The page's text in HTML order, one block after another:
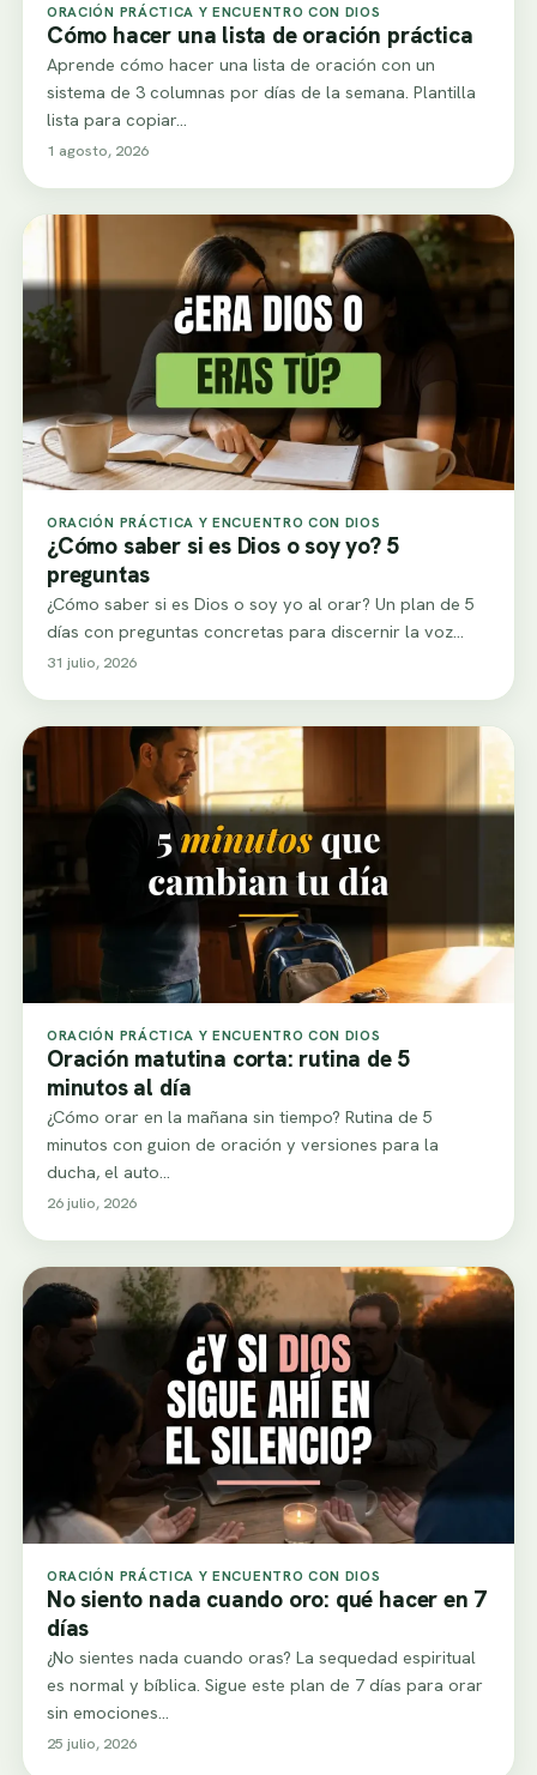
ORACIÓN PRÁCTICA Y ENCUENTRO CON DIOS
Cómo hacer una lista de oración práctica
Aprende cómo hacer una lista de oración con un
sistema de 3 columnas por días de la semana. Plantilla
lista para copiar…
1 agosto, 2026
ORACIÓN PRÁCTICA Y ENCUENTRO CON DIOS
¿Cómo saber si es Dios o soy yo? 5
preguntas
¿Cómo saber si es Dios o soy yo al orar? Un plan de 5
días con preguntas concretas para discernir la voz…
31 julio, 2026
ORACIÓN PRÁCTICA Y ENCUENTRO CON DIOS
Oración matutina corta: rutina de 5
minutos al día
¿Cómo orar en la mañana sin tiempo? Rutina de 5
minutos con guion de oración y versiones para la
ducha, el auto…
26 julio, 2026
ORACIÓN PRÁCTICA Y ENCUENTRO CON DIOS
No siento nada cuando oro: qué hacer en 7
días
¿No sientes nada cuando oras? La sequedad espiritual
es normal y bíblica. Sigue este plan de 7 días para orar
sin emociones…
25 julio, 2026